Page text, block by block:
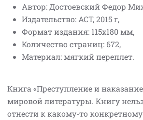
Автор: Достоевский Федор
Издательство: АСТ, 2015 г,
Формат издания: 115x180 мм,
Количество страниц: 672,
Материал: мягкий переплет.
Книга «Преступление и
мировой литературы. Книгу
отнести к какому-то